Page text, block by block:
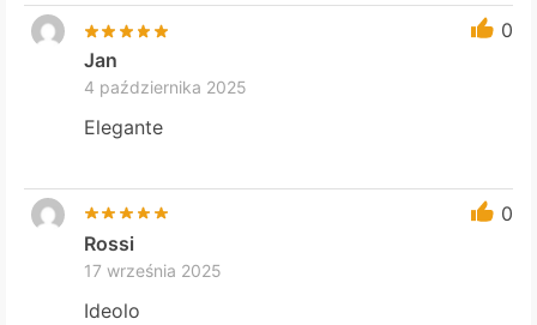
0
Jan
4 października 2025
Elegante
0
Rossi
17 września 2025
Ideolo